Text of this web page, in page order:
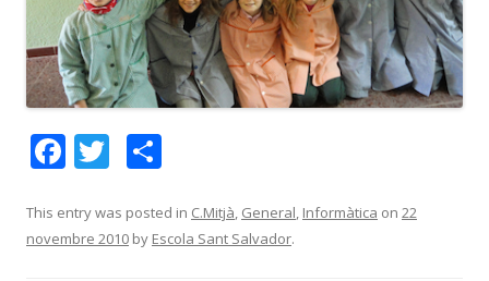
F
e
b
T
itt
er
m
p
This entry was posted in C.Mitjà, General, Informàtica on 22
novembre 2010 by Escola Sant Salvador.